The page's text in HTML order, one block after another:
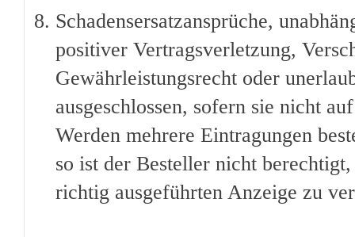
Schadensersatzansprüche,
positiver Vertragsverletzung,
Gewährleistungsrecht oder
ausgeschlossen, sofern sie nicht
Werden mehrere Eintragungen
so ist der Besteller nicht
richtig ausgeführten Anzeige zu